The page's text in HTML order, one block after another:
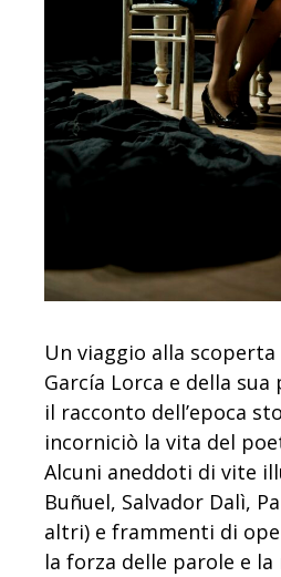
Un viaggio alla scoperta
García Lorca e della
il racconto dell’epoca
incorniciò la vita del
Alcuni aneddoti di vite
Buñuel, Salvador Dalì,
altri) e frammenti di
la forza delle parole e